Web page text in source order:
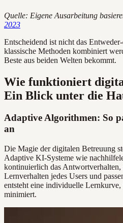
Quelle: Eigene Ausarbeitung
2023
Entscheidend ist nicht das
klassische Methoden kombiniert
Beste aus beiden Welten bekommt.
Wie funktioniert
Ein Blick unter die
Adaptive Algorithmen: So
an
Die Magie der digitalen Betreuung
Adaptive KI-Systeme wie
kontinuierlich das Antwortverhalten,
Lernverhalten jedes Users und
entsteht eine individuelle
minimiert.